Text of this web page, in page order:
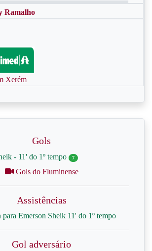
Ramalho
Xerém
Gols
- 11' do 1º tempo 7
Gols do Fluminense
Assistências
para Emerson Sheik 11' do 1º tempo
Gol adversário